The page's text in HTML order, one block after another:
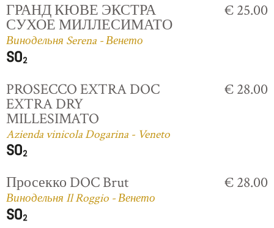
ГРАНД КЮВЕ ЭКСТРА
СУХОЕ МИЛЛЕСИМАТО
Винодельня Serena - Венето
€ 25.00
PROSECCO EXTRA DOC
EXTRA DRY
MILLESIMATO
Azienda vinicola Dogarina - Veneto
€ 28.00
Просекко DOC Brut
Винодельня Il Roggio - Венето
€ 28.00